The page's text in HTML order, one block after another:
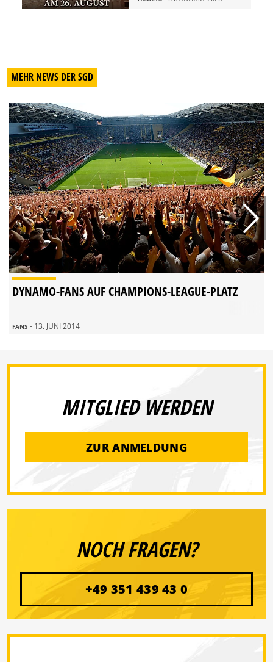
MEHR NEWS DER SGD
DYNAMO-FANS AUF CHAMPIONS-LEAGUE-PLATZ
FANS - 13. JUNI 2014
MITGLIED WERDEN
ZUR ANMELDUNG
NOCH FRAGEN?
+49 351 439 43 0